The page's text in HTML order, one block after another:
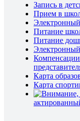
Запись в
Прием в
Питание
Питание
Карта
Карта